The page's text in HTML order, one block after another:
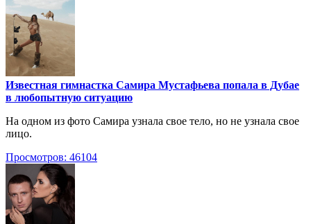
Известная гимнастка Самира Мустафьева попала в Дубае
в любопытную ситуацию
На одном из фото Самира узнала свое тело, но не узнала свое
лицо.
Просмотров: 46104